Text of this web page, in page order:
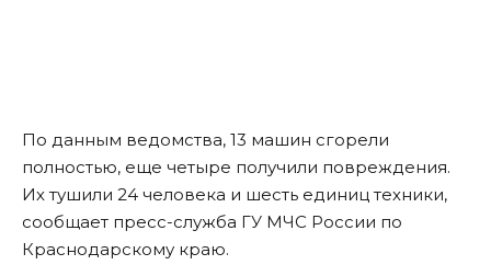
По данным ведомства, 13 машин сгорели
полностью, еще четыре получили повреждения.
Их тушили 24 человека и шесть единиц техники,
сообщает пресс-служба ГУ МЧС России по
Краснодарскому краю.